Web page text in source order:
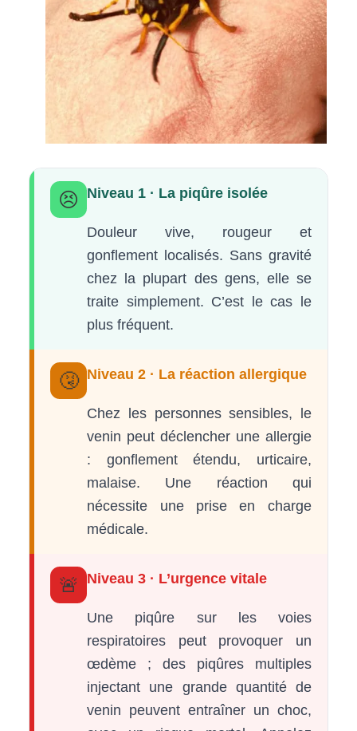
😣 Niveau 1 · La piqûre isolée
Douleur vive, rougeur et
gonflement localisés. Sans gravité
chez la plupart des gens, elle se
traite simplement. C’est le cas le
plus fréquent.
🤧 Niveau 2 · La réaction allergique
Chez les personnes sensibles, le
venin peut déclencher une allergie
: gonflement étendu, urticaire,
malaise. Une réaction qui
nécessite une prise en charge
médicale.
🚨 Niveau 3 · L’urgence vitale
Une piqûre sur les voies
respiratoires peut provoquer un
œdème ; des piqûres multiples
injectant une grande quantité de
venin peuvent entraîner un choc,